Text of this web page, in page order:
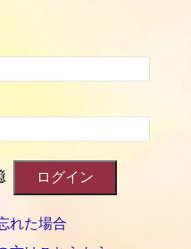
れた場合